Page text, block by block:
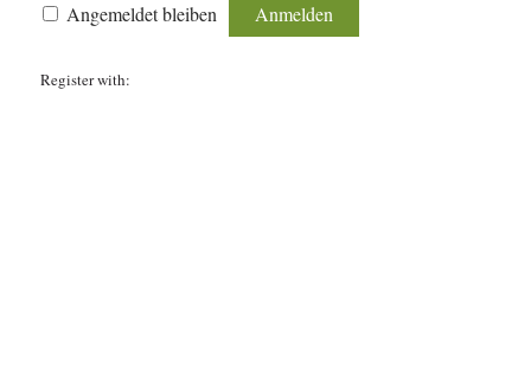
Angemeldet bleiben
Register with: